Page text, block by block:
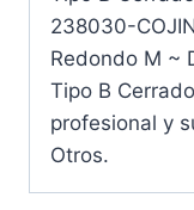
238030-
Redondo M ~
Tipo B
profesional y
Otros.